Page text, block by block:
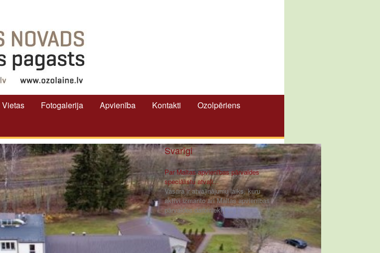
Vietas Fotogalerija Apvienība Kontakti
Ozolpēriens
Svarīgi
Par Maltas apvienības pārvaldes
speciālistu atvaļi...
Vasara ir atvaļinājumu laiks, kuru
aktīvi izmanto arī Maltas apvienības
pārvaldes darbinieki [ ... ]